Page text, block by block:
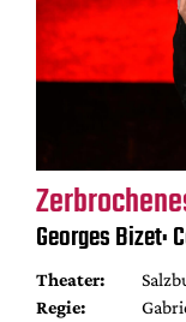
Georges Bizet:
Theater:
Regie: